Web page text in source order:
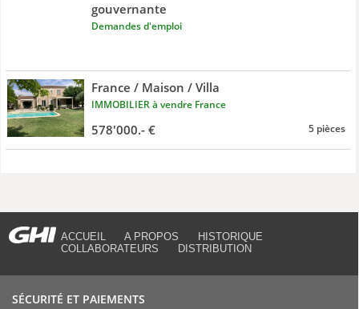
gouvernante
Demandes d'emploi
France / Maison / Villa
IMMOBILIER à vendre France
578'000.- € 5 pièces
ACCUEIL A PROPOS
HISTORIQUE
COLLABORATEURS
DISTRIBUTION
SÉCURITÉ ET PAIEMENTS